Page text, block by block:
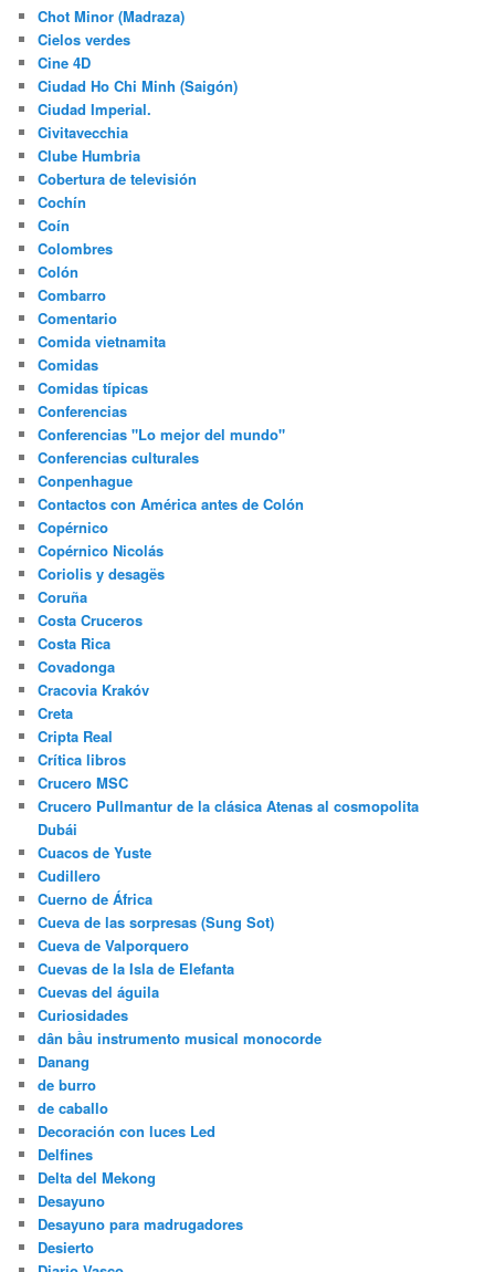
Chot Minor (Madraza)
Cielos verdes
Cine 4D
Ciudad Ho Chi Minh (Saigón)
Ciudad Imperial.
Civitavecchia
Clube Humbria
Cobertura de televisión
Cochín
Coín
Colombres
Colón
Combarro
Comentario
Comida vietnamita
Comidas
Comidas típicas
Conferencias
Conferencias "Lo mejor del mundo"
Conferencias culturales
Conpenhague
Contactos con América antes de Colón
Copérnico
Copérnico Nicolás
Coriolis y desagës
Coruña
Costa Cruceros
Costa Rica
Covadonga
Cracovia Krakóv
Creta
Cripta Real
Crítica libros
Crucero MSC
Crucero Pullmantur de la clásica Atenas al cosmopolita
Dubái
Cuacos de Yuste
Cudillero
Cuerno de África
Cueva de las sorpresas (Sung Sot)
Cueva de Valporquero
Cuevas de la Isla de Elefanta
Cuevas del águila
Curiosidades
dân bầu instrumento musical monocorde
Danang
de burro
de caballo
Decoración con luces Led
Delfines
Delta del Mekong
Desayuno
Desayuno para madrugadores
Desierto